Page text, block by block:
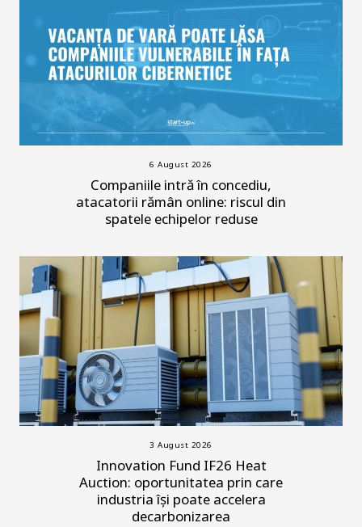
6 August 2026
Companiile intră în concediu,
atacatorii rămân online: riscul din
spatele echipelor reduse
3 August 2026
Innovation Fund IF26 Heat
Auction: oportunitatea prin care
industria își poate accelera
decarbonizarea